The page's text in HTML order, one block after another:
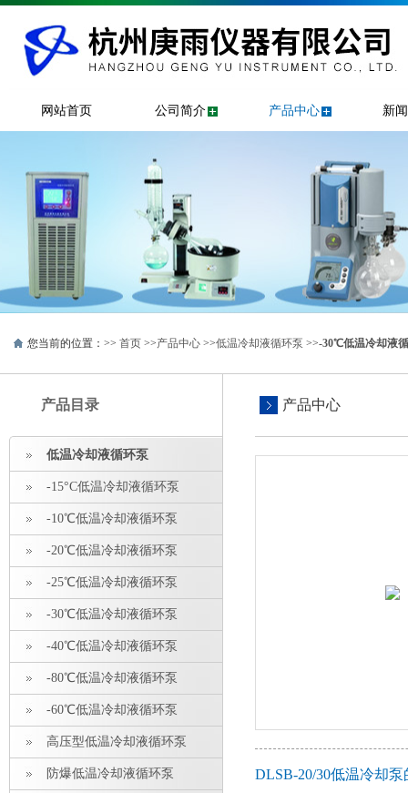
网站首页 公司简介 产品中心 新
您当前的位置：>> 首页 >>产品中心 >>低温冷却液循环泵 >>-30℃低温冷却液
产品目录
低温冷却液循环泵
-15°C低温冷却液循环泵
-10℃低温冷却液循环泵
-20℃低温冷却液循环泵
-25℃低温冷却液循环泵
-30℃低温冷却液循环泵
-40℃低温冷却液循环泵
-80℃低温冷却液循环泵
-60℃低温冷却液循环泵
高压型低温冷却液循环泵
防爆低温冷却液循环泵
产品中心
DLSB-20/30低温冷却